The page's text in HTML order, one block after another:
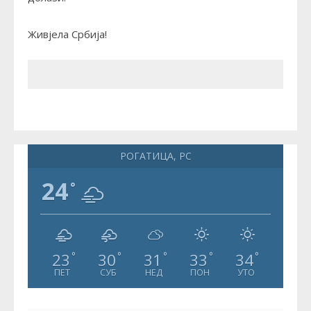
Живјела Србија!
РОГАТИЦА, РС
24°
23 °
ПЕТ
30 °
СУБ
31 °
НЕД
33 °
ПОН
34°
УТО